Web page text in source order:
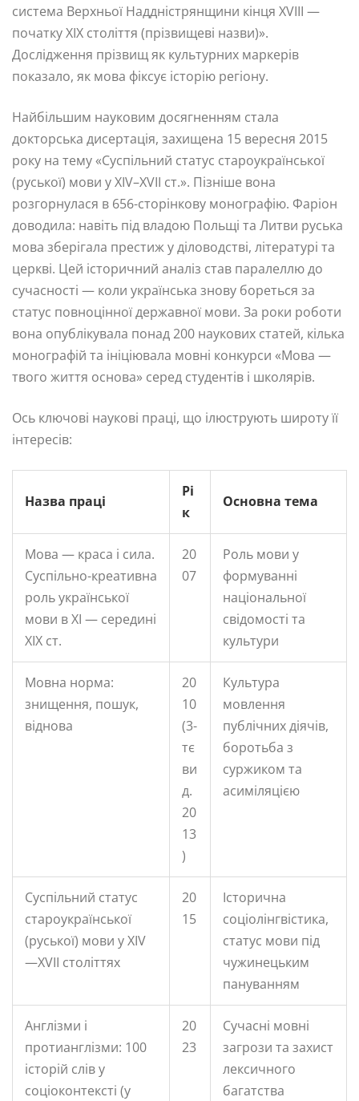
система Верхньої Наддністрянщини кінця XVIII —
початку XIX століття (прізвищеві назви)».
Дослідження прізвищ як культурних маркерів
показало, як мова фіксує історію регіону.
Найбільшим науковим досягненням стала
докторська дисертація, захищена 15 вересня 2015
року на тему «Суспільний статус староукраїнської
(руської) мови у XIV–XVII ст.». Пізніше вона
розгорнулася в 656-сторінкову монографію. Фаріон
доводила: навіть під владою Польщі та Литви руська
мова зберігала престиж у діловодстві, літературі та
церкві. Цей історичний аналіз став паралеллю до
сучасності — коли українська знову бореться за
статус повноцінної державної мови. За роки роботи
вона опублікувала понад 200 наукових статей, кілька
монографій та ініціювала мовні конкурси «Мова —
твого життя основа» серед студентів і школярів.
Ось ключові наукові праці, що ілюструють широту її
інтересів:
Назва праці
Рі
к
Основна тема
Мова — краса і сила.
Суспільно-креативна
роль української
мови в ХІ — середині
XIX ст.
20
07
Роль мови у
формуванні
національної
свідомості та
культури
Мовна норма:
знищення, пошук,
віднова
20
10
(3-
тє
ви
д.
20
13
)
Культура
мовлення
публічних діячів,
боротьба з
суржиком та
асиміляцією
Суспільний статус
староукраїнської
(руської) мови у XIV
—XVII століттях
20
15
Історична
соціолінгвістика,
статус мови під
чужинецьким
пануванням
Англізми і
протианглізми: 100
історій слів у
соціоконтексті (у
20
23
Сучасні мовні
загрози та захист
лексичного
багатства